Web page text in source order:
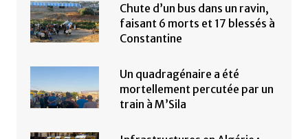
Chute d’un bus dans un ravin,
faisant 6 morts et 17 blessés à
Constantine
Un quadragénaire a été
mortellement percutée par un
train à M’Sila